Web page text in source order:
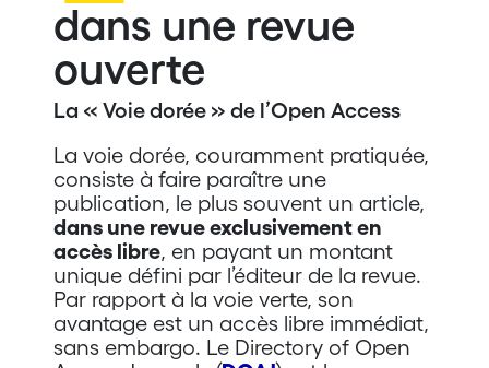
dans une revue
ouverte
La « Voie dorée » de l’Open Access
La voie dorée, couramment pratiquée,
consiste à faire paraître une
publication, le plus souvent un article,
dans une revue exclusivement en
accès libre, en payant un montant
unique défini par l’éditeur de la revue.
Par rapport à la voie verte, son
avantage est un accès libre immédiat,
sans embargo. Le Directory of Open